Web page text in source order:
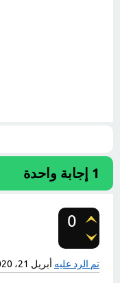
1 إجابة واحدة
0
تم الرد عليه أبريل 21، 2020